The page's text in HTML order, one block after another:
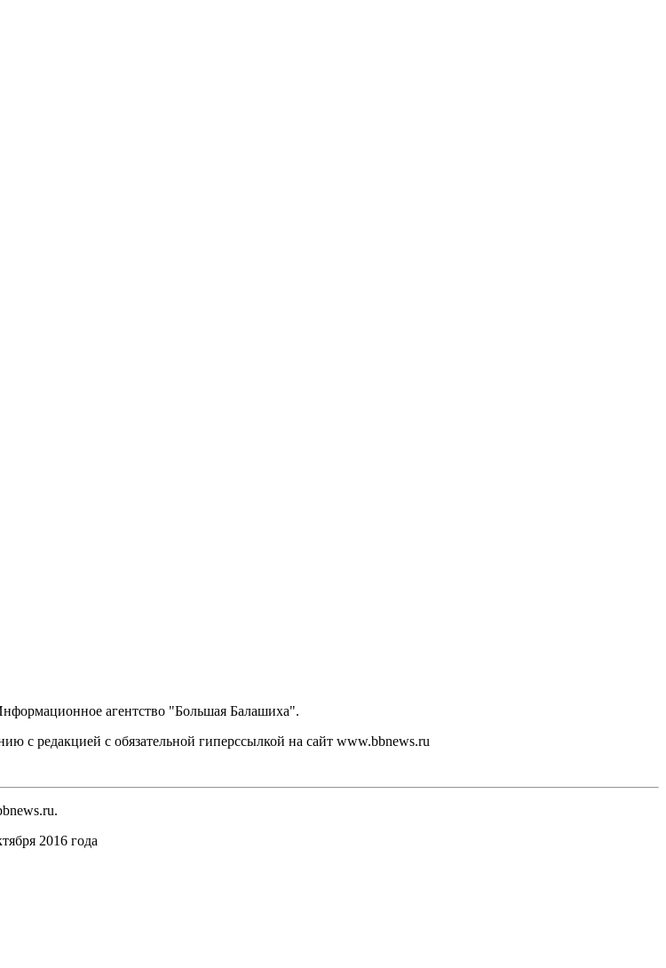
агентство "Большая Балашиха".
с редакцией с обязательной гиперссылкой на сайт www.bbnews.ru
2016 года